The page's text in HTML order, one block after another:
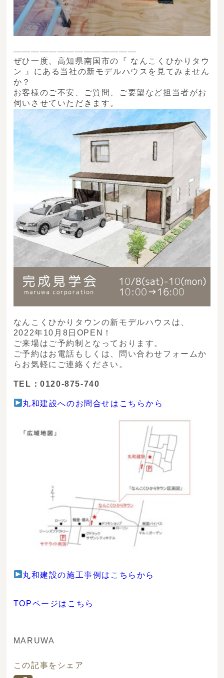
――――――――――――――
ぜひ一度、高知県南国市の『 なんこくひかりタウ
ン 』にある当社の新モデルハウスを見てみません
か？
お客様のご不安、ご質問、ご要望など担当者がお
伺いさせていただきます。
なんこくひかりタウンの新モデルハウスは、
2022年10月8日OPEN！
ご来場はご予約制となっております。
ご予約はお電話もしくは、問い合わせフォームか
らお気軽にご連絡ください。
TEL：0120-875-740
丸和建設へのお問合せはこちらから
丸和建設の施工事例はこちらから
TOPページはこちら
MARUWA
この記事をシェア